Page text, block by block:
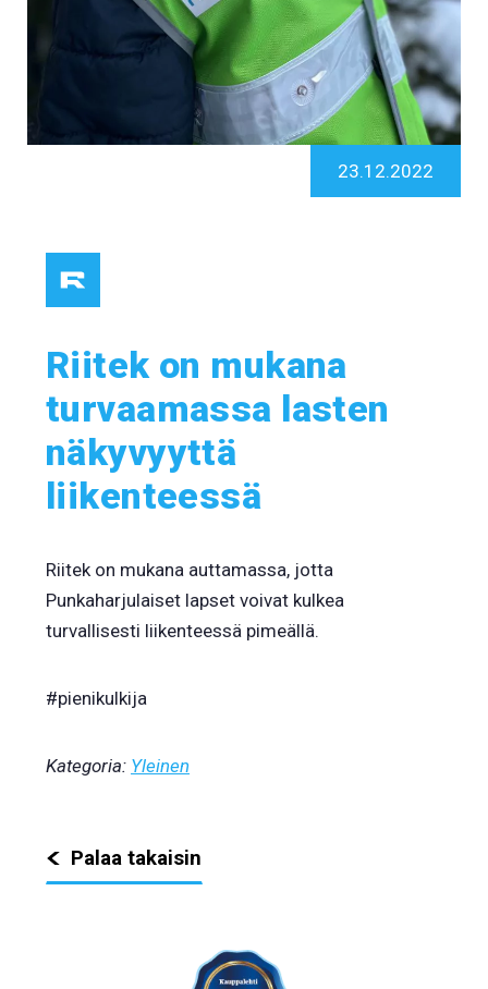
23.12.2022
Riitek on mukana
turvaamassa lasten
näkyvyyttä
liikenteessä
Riitek on mukana auttamassa, jotta
Punkaharjulaiset lapset voivat kulkea
turvallisesti liikenteessä pimeällä.
#pienikulkija
Kategoria: Yleinen
Palaa takaisin